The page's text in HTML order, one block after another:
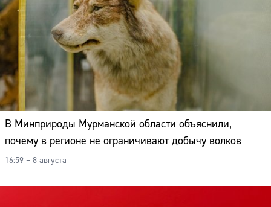
В Минприроды Мурманской области объяснили,
почему в регионе не ограничивают добычу волков
16:59 – 8 августа
Сайт: